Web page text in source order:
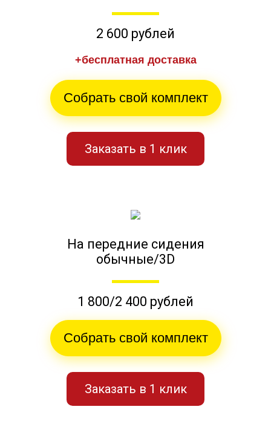
2 600 рублей
+бесплатная доставка
Собрать свой комплект
Заказать в 1 клик
На передние сидения
обычные/3D
1 800/2 400 рублей
Собрать свой комплект
Заказать в 1 клик